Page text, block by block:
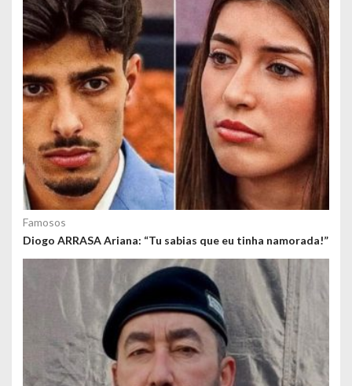
s
Famosos
Diogo ARRASA Ariana: “Tu sabias que eu tinha namorada!”